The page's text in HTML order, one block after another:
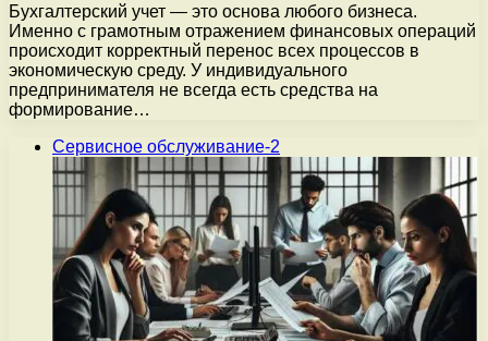
Бухгалтерский учет — это основа любого бизнеса.
Именно с грамотным отражением финансовых операций
происходит корректный перенос всех процессов в
экономическую среду. У индивидуального
предпринимателя не всегда есть средства на
формирование…
Сервисное обслуживание-2